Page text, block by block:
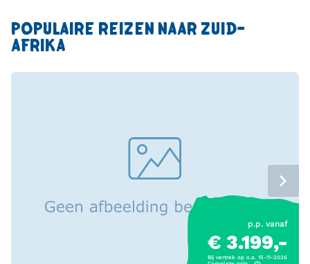
POPULAIRE REIZEN NAAR ZUID-
AFRIKA
Bij vertrek op o.a. 15-11-2026
p.p. vanaf
€ 3.199,-